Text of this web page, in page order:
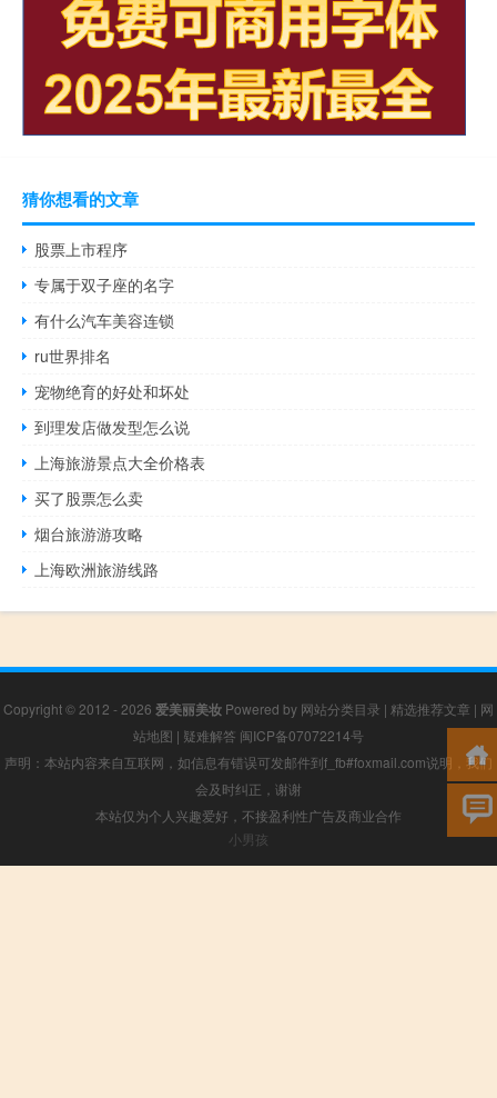
猜你想看的文章
股票上市程序
专属于双子座的名字
有什么汽车美容连锁
ru世界排名
宠物绝育的好处和坏处
到理发店做发型怎么说
上海旅游景点大全价格表
买了股票怎么卖
烟台旅游游攻略
上海欧洲旅游线路
Copyright © 2012 - 2026 爱美丽美妆 Powered by 网站分类目录 | 精选推荐文章 | 网
站地图 | 疑难解答 闽ICP备07072214号
声明：本站内容来自互联网，如信息有错误可发邮件到f_fb#foxmail.com说明，我们
会及时纠正，谢谢
本站仅为个人兴趣爱好，不接盈利性广告及商业合作
小男孩